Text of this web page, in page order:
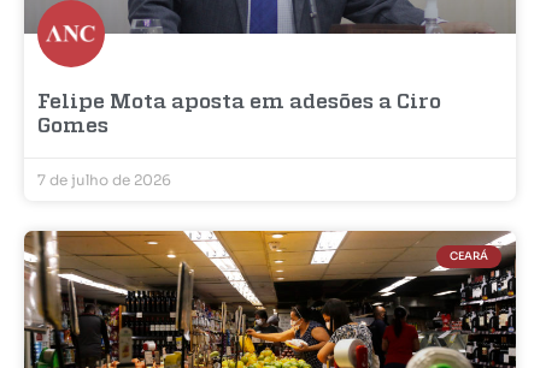
Felipe Mota aposta em adesões a Ciro
Gomes
7 de julho de 2026
CEARÁ